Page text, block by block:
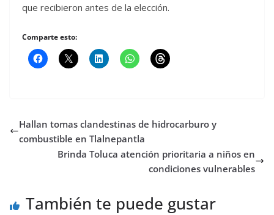
que recibieron antes de la elección.
Comparte esto:
Hallan tomas clandestinas de hidrocarburo y
combustible en Tlalnepantla
Brinda Toluca atención prioritaria a niños en
condiciones vulnerables
También te puede gustar